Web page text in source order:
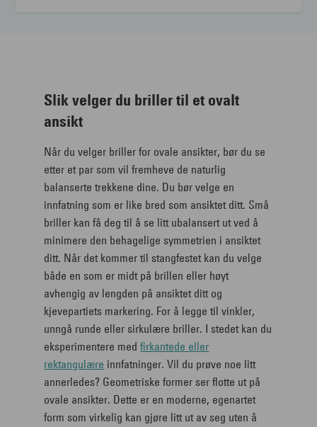
Slik velger du briller til et ovalt
ansikt
Når du velger briller for ovale ansikter, bør du se
etter et par som vil fremheve de naturlig
balanserte trekkene dine. Du bør velge en
innfatning som er like bred som ansiktet ditt. Små
briller kan få deg til å se litt ubalansert ut ved å
minimere den behagelige symmetrien i ansiktet
ditt. Når det kommer til stangfestet kan du velge
både en som er midt på brillen eller høyt
avhengig av lengden på ansiktet ditt og
kjevepartiets markering. For å legge til vinkler,
unngå runde eller sirkulære briller. I stedet kan du
eksperimentere medfirkantede eller
rektangulære innfatninger. Vil du prøve noe litt
annerledes? Geometriske former ser flotte ut på
ovale ansikter. Dette er en moderne, egenartet
form som virkelig kan gjøre litt ut av seg uten å